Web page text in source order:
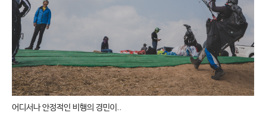
어디서나 안정적인 비행의 경민이..